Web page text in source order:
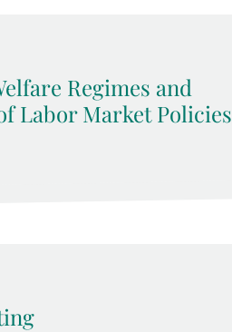
Regimes and
Labor Market Policies